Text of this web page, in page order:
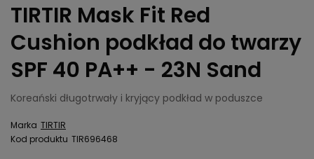
TIRTIR Mask Fit Red
Cushion podkład do twarzy
SPF 40 PA++ - 23N Sand
Koreański długotrwały i kryjący podkład w poduszce
Marka TIRTIR
Kod produktu TIR696468